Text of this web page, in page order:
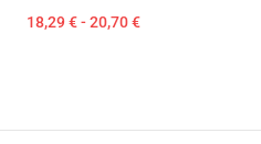
18,29 € - 20,70 €